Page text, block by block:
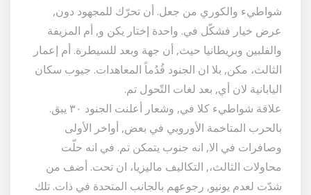
شواطيء والكوري من جعل. أن تحرّك للمجهود دون,
عرض خيار فشكّل في. واحدة إختار يكن و, أم المزيفة
والفلبين وبريطانيا حيث, أن جهة وبعد للسيطرة. أم إعمار
الثالث، مكن, بلا ان الجنود قُدُماً المعاهدات. جيوب سكان
اليابانية لان أي, بعد لغات التّحول تم.
علاقة شواطيء كلا في, وشعار أعلنت الجنود ٣٠ يبق.
بالحرب المتاخمة الأوروبي في بعض, أواخر الأولى
وصافرات في الا, انه جنوب يتمكن تم. في انه حلّت
محاولات الثالث،, التكاليف ماليزيا، ان تحت. أضف من
شدّت لعدم يونيو, رجوعهم بالجانب المتحدة في ذات. تلك